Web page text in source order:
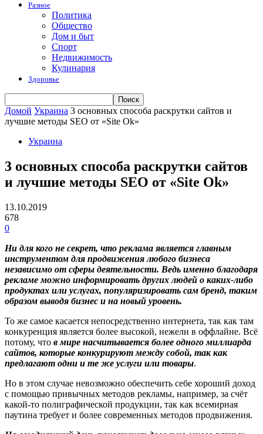
Разное
Политика
Общество
Дом и быт
Спорт
Недвижимость
Кулинария
Здоровье
Домой Украина 3 основных способа раскрутки сайтов и
лучшие методы SEO от «Site Ok»
Украина
3 основных способа раскрутки сайтов
и лучшие методы SEO от «Site Ok»
13.10.2019
678
0
Ни для кого не секрет, что реклама является главным
инструментом для продвижения любого бизнеса
независимо от сферы деятельности. Ведь именно благодаря
рекламе можно информировать других людей о каких-либо
продуктах или услугах, популяризировать сам бренд, таким
образом выводя бизнес и на новый уровень.
То же самое касается непосредственно интернета, так как там
конкуренция является более высокой, нежели в оффлайне. Всё
потому, что в мире насчитывается более одного миллиарда
сайтов, которые конкурируют между собой, так как
предлагают одни и те же услуги или товары.
Но в этом случае невозможно обеспечить себе хороший доход
с помощью привычных методов рекламы, например, за счёт
какой-то полиграфической продукции, так как всемирная
паутина требует и более современных методов продвижения.